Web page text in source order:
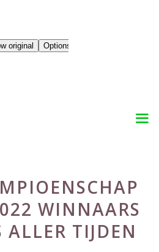
WINNAARS
ALLER TIJDEN